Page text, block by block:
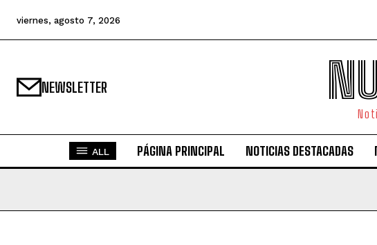
viernes, agosto 7, 2026
NEWSLETTER
ALL PÁGINA PRINCIPAL NOTICIAS DESTACADAS